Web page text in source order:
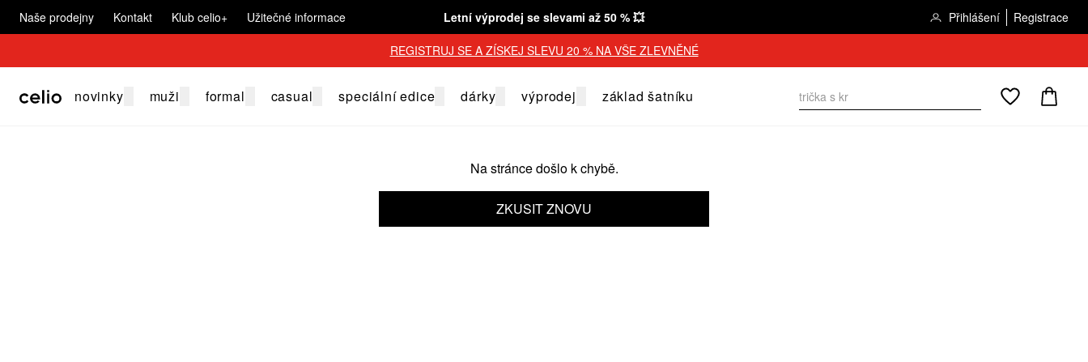
Naše prodejny Kontakt Klub celio+ Užitečné informace Letní výprodej se slevami až 50 % 💥 Přihlášení Registrace
REGISTRUJ SE A ZÍSKEJ SLEVU 20 % NA VŠE ZLEVNĚNÉ
novinky muži formal casual speciální edice dárky výprodej základ šatníku
Na stránce došlo k chybě.
ZKUSIT ZNOVU